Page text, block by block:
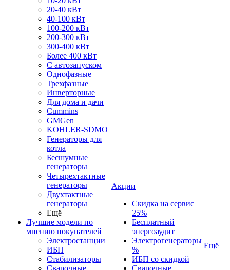
20-40 кВт
40-100 кВт
100-200 кВт
200-300 кВт
300-400 кВт
Более 400 кВт
С автозапуском
Однофазные
Трехфазные
Инверторные
Для дома и дачи
Cummins
GMGen
KOHLER-SDMO
Генераторы для
котла
Бесшумные
генераторы
Четырехтактные
генераторы
Двухтактные
генераторы
Ещё
Лучшие модели по
мнению покупателей
Электростанции
ИБП
Стабилизаторы
Сварочные
Акции
Скидка на сервис
25%
Бесплатный
энергоаудит
Электрогенераторы
%
ИБП со скидкой
Сварочные
Ещё